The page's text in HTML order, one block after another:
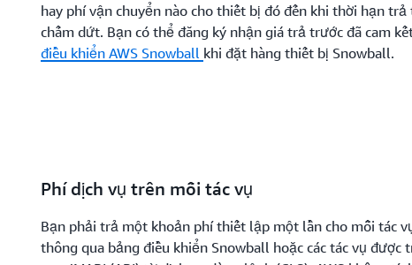
hay phí vận chuyển nào cho thiết bị đó đến khi thời hạn trả
chấm dứt. Bạn có thể đăng ký nhận giá trả trước đã cam
điều khiển AWS Snowball khi đặt hàng thiết bị Snowball.
Phí dịch vụ trên mỗi tác vụ
Bạn phải trả một khoản phí thiết lập một lần cho mỗi tác
thông qua bảng điều khiển Snowball hoặc các tác vụ được